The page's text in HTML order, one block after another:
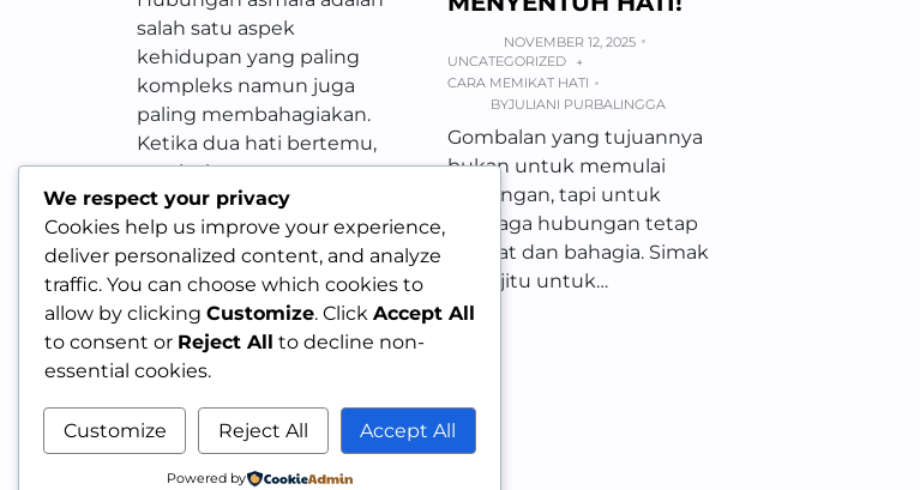
salah satu aspek
kehidupan yang paling
kompleks namun juga
paling membahagiakan.
Ketika dua hati bertemu,
tumbuh rasa…
NOVEMBER 12, 2025
UNCATEGORIZED
+
CARA MEMIKAT HATI
BYJULIANI PURBALINGGA
Gombalan yang tujuannya
bukan untuk memulai
hubungan, tapi untuk
menjaga hubungan tetap
hangat dan bahagia. Simak
7 trik jitu untuk…
We respect your privacy
Cookies help us improve your experience,
deliver personalized content, and analyze
traffic. You can choose which cookies to
allow by clicking Customize. Click Accept All
to consent or Reject All to decline non-
essential cookies.
Customize Reject All Accept All
Powered by